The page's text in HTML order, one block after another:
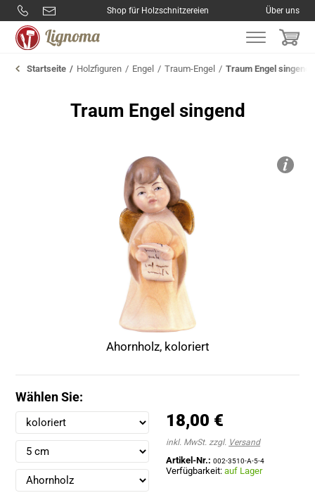
Shop für Holzschnitzereien Über uns
Startseite Holzfiguren Engel Traum-Engel Traum Engel singend
Ahornholz, koloriert
Traum Engel singend
Wählen Sie:
18,00 €
inkl. MwSt. zzgl. Versand
Artikel-Nr.: 002-3510-A-5-4
Verfügbarkeit:auf Lager